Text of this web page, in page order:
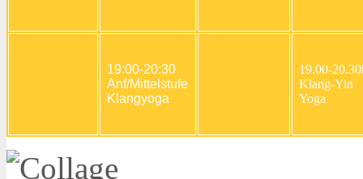
19:00-20:30
Anf/Mittelstufe
Klangyoga
19.00-
Klang-Yin
Yoga